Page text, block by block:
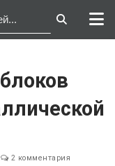
2 комментария